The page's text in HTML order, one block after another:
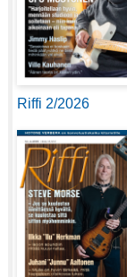
Riffi 2/2026